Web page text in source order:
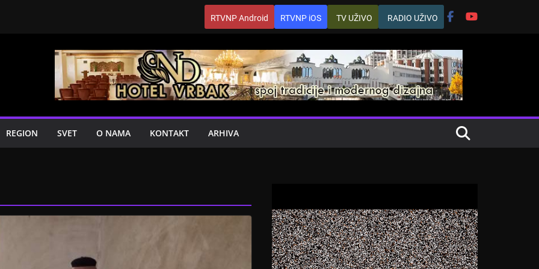
RTVNP Android RTVNP iOS TV UŽIVO RADIO UŽIVO
REGION SVET O NAMA KONTAKT ARHIVA